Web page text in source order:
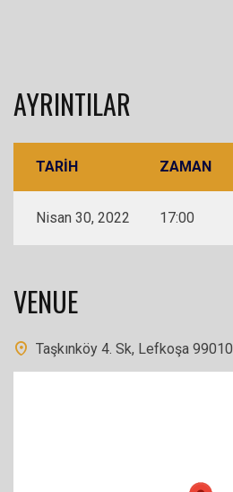
AYRINTILAR
TARIH ZAMAN
Nisan 30, 2022 17:00
VENUE
Taşkınköy 4. Sk, Lefkoşa 99010